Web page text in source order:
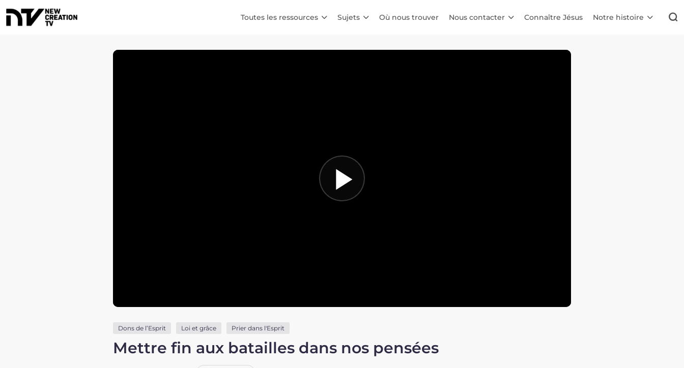
Toutes les ressources Sujets Où nous trouver Nous contacter Connaître Jésus Notre histoire
Dons de l’Esprit Loi et grâce Prier dans l'Esprit
Mettre fin aux batailles dans nos pensées